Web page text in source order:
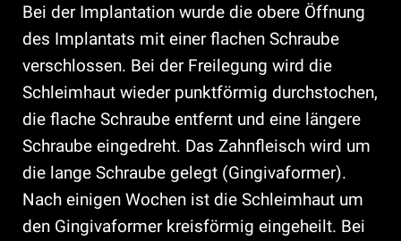
Bei der Implantation wurde die obere Öffnung
des Implantats mit einer flachen Schraube
verschlossen. Bei der Freilegung wird die
Schleimhaut wieder punktförmig durchstochen,
die flache Schraube entfernt und eine längere
Schraube eingedreht. Das Zahnfleisch wird um
die lange Schraube gelegt (Gingivaformer).
Nach einigen Wochen ist die Schleimhaut um
den Gingivaformer kreisförmig eingeheilt. Bei